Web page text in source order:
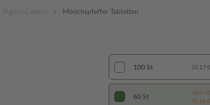
Castus) Mönchspfeffer Tabletten
100 St (0,17
60 St
(0,16